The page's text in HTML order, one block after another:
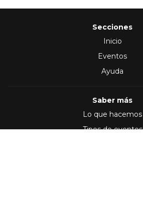
Secciones
Inicio
Eventos
Ayuda
Saber más
Lo que hacemos
Tipos de eventos